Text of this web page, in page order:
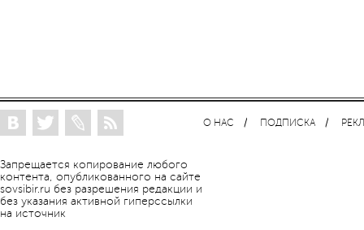
Запрещается копирование любого
контента, опубликованного на сайте
sovsibir.ru без разрешения редакции и
без указания активной гиперссылки
на источник
О НАС ПОДПИСКА